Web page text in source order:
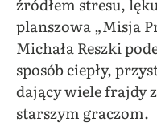
planszowa „Misja
Michała Reszki
sposób ciepły,
dający wiele frajdy
starszym graczom.